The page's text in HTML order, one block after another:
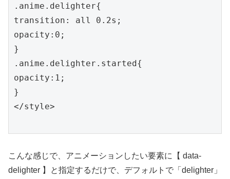
.anime.delighter{
transition: all 0.2s;
opacity:0;
}
.anime.delighter.started{
opacity:1;
}
</style>
こんな感じで、アニメーションしたい要素に【 data-
delighter 】と指定するだけで、デフォルトで「delighter」